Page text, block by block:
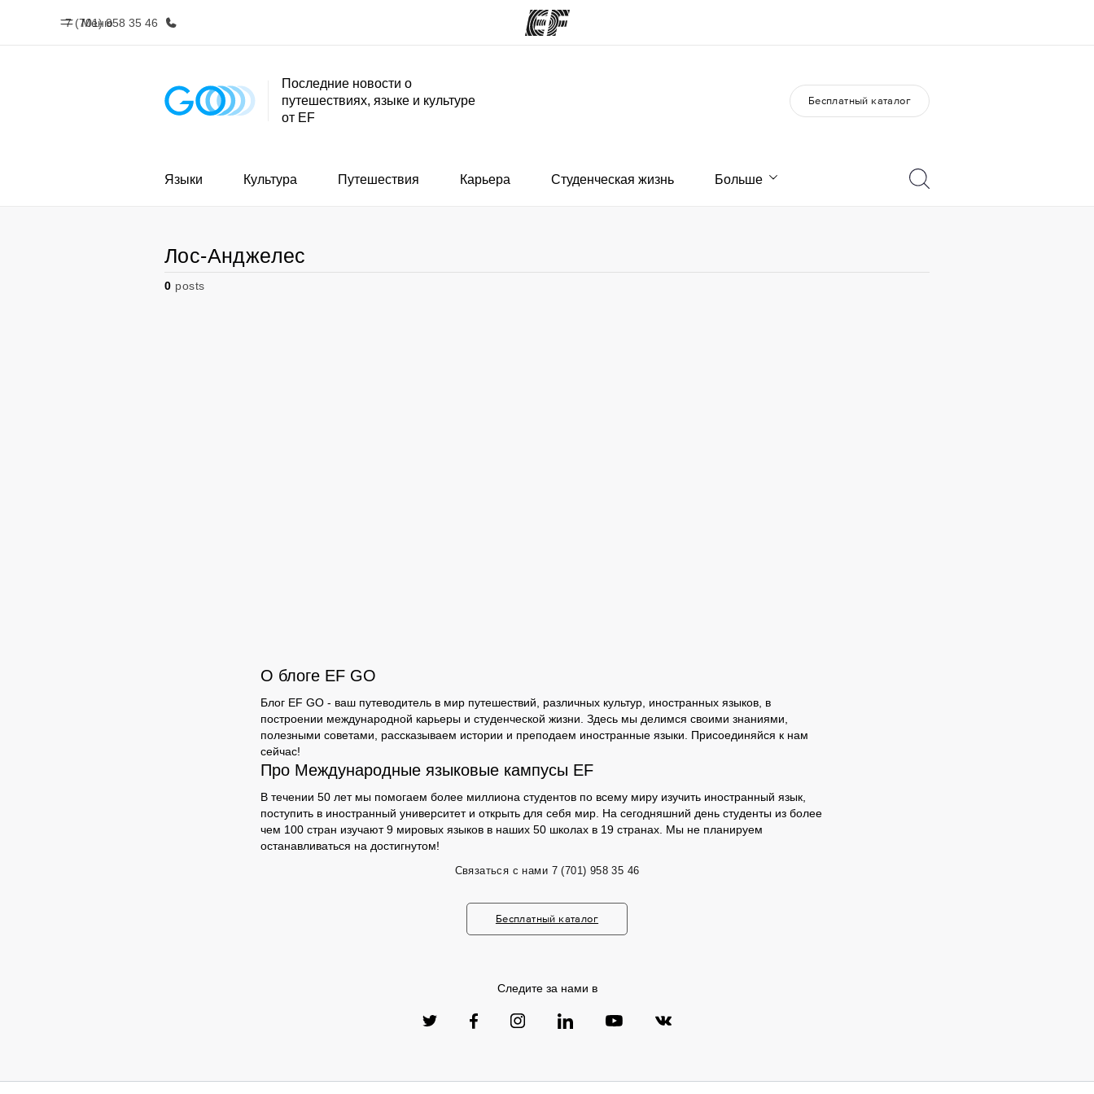
Меню
7 (701) 958 35 46
Главная Программы
Все курсы и программы
Карьера
Последние новости о
путешествиях, языке и культуре
от EF
Бесплатный каталог
Языки Культура Путешествия Карьера Студенческая жизнь Больше
Лос-Анджелес
0 posts
О блоге EF GO
Блог EF GO - ваш путеводитель в мир путешествий, различных культур, иностранных языков, в
построении международной карьеры и студенческой жизни. Здесь мы делимся своими знаниями,
полезными советами, рассказываем истории и преподаем иностранные языки. Присоединяйся к нам
сейчас!
Про Международные языковые кампусы EF
В течении 50 лет мы помогаем более миллиона студентов по всему миру изучить иностранный язык,
поступить в иностранный университет и открыть для себя мир. На сегодняшний день студенты из более
чем 100 стран изучают 9 мировых языков в наших 50 школах в 19 странах. Мы не планируем
останавливаться на достигнутом!
Связаться с нами 7 (701) 958 35 46
Бесплатный каталог
Следите за нами в